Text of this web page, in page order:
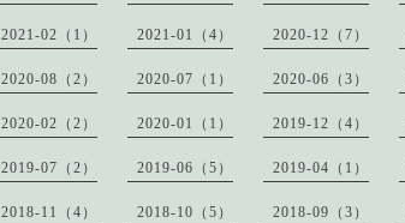
2021-02（1） 2021-01（4） 2020-12（7）
2020-08（2） 2020-07（1） 2020-06（3）
2020-02（2） 2020-01（1） 2019-12（4）
2019-07（2） 2019-06（5） 2019-04（1）
2018-11（4） 2018-10（5） 2018-09（3）